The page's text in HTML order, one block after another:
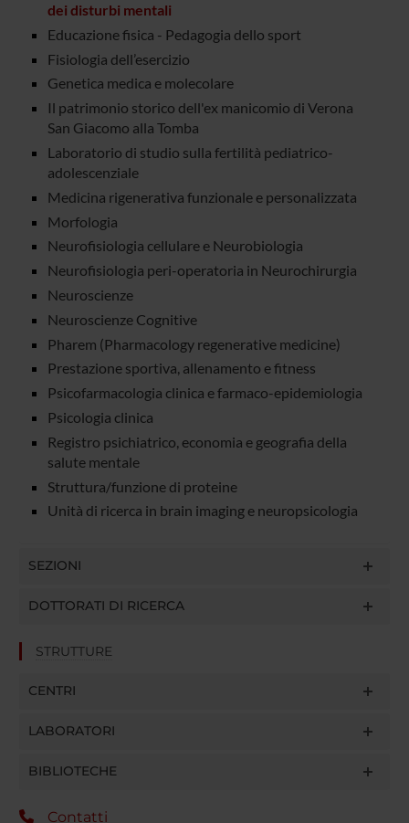
dei disturbi mentali
Educazione fisica - Pedagogia dello sport
Fisiologia dell’esercizio
Genetica medica e molecolare
Il patrimonio storico dell'ex manicomio di Verona
San Giacomo alla Tomba
Laboratorio di studio sulla fertilità pediatrico-
adolescenziale
Medicina rigenerativa funzionale e personalizzata
Morfologia
Neurofisiologia cellulare e Neurobiologia
Neurofisiologia peri-operatoria in Neurochirurgia
Neuroscienze
Neuroscienze Cognitive
Pharem (Pharmacology regenerative medicine)
Prestazione sportiva, allenamento e fitness
Psicofarmacologia clinica e farmaco-epidemiologia
Psicologia clinica
Registro psichiatrico, economia e geografia della
salute mentale
Struttura/funzione di proteine
Unità di ricerca in brain imaging e neuropsicologia
SEZIONI
DOTTORATI DI RICERCA
STRUTTURE
CENTRI
LABORATORI
BIBLIOTECHE
Contatti